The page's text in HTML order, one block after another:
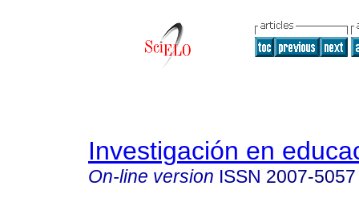
Investigación en
On-line version ISSN 2007-5057